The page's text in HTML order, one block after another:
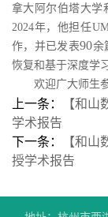
拿大阿尔伯塔大学
2024年，他担任
作，并已发表90余
恢复和基于深度学
欢迎广大师生
上一条：
【和
学术报告
下一条：
【和
授学术报告